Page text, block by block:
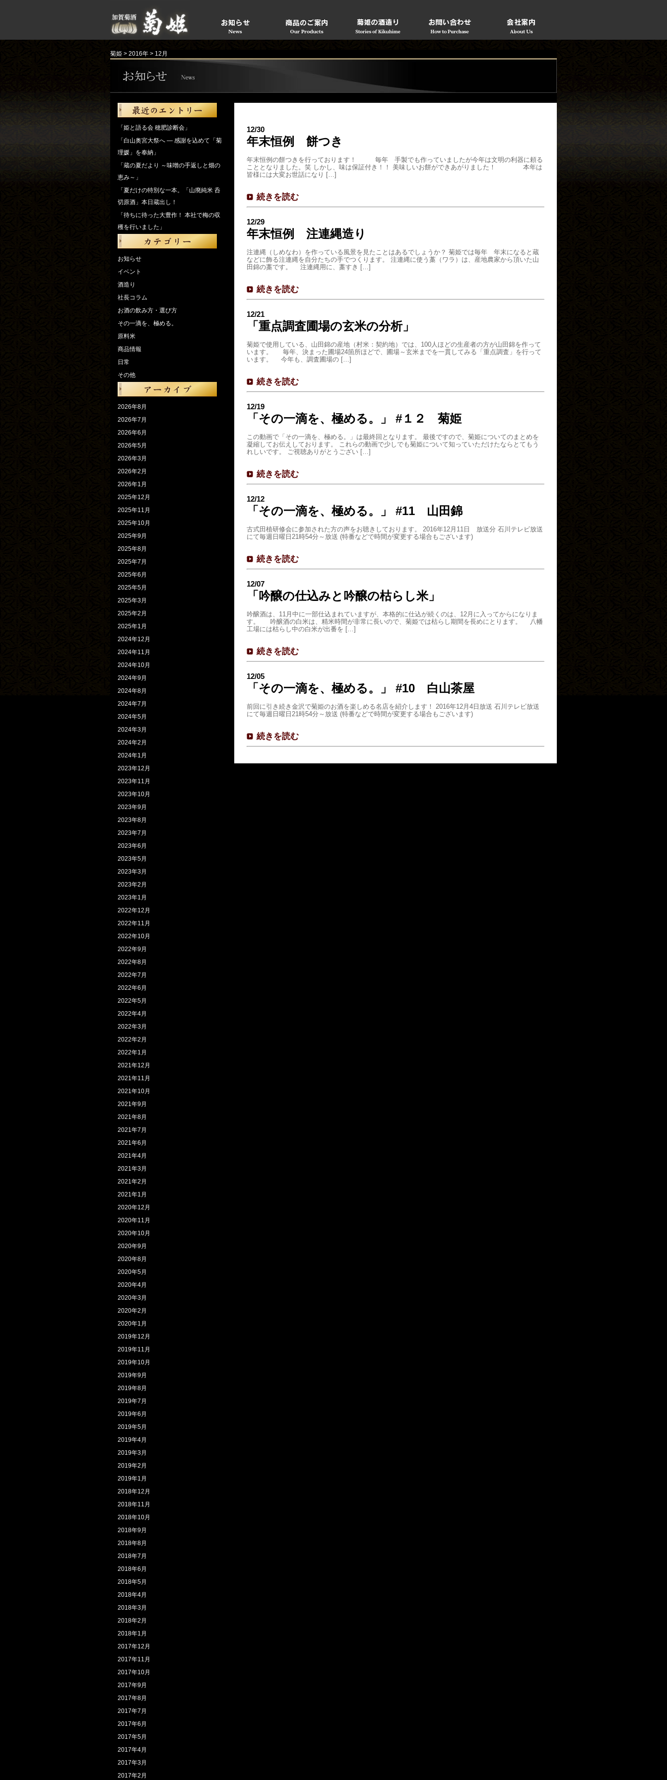
菊姫 > 2016年 > 12月
12/30
年末恒例 餅つき
年末恒例の餅つきを行っております！ 毎年 手製でも作っていましたが今年は文明の利器に頼る
こととなりました。笑 しかし、味は保証付き！！ 美味しいお餅ができあがりました！ 本年は
皆様には大変お世話になり […]
続きを読む
12/29
年末恒例 注連縄造り
注連縄（しめなわ）を作っている風景を見たことはあるでしょうか？ 菊姫では毎年 年末になると蔵
などに飾る注連縄を自分たちの手でつくります。 注連縄に使う藁（ワラ）は、産地農家から頂いた山
田錦の藁です。 注連縄用に、藁すき […]
続きを読む
12/21
「重点調査圃場の玄米の分析」
菊姫で使用している、山田錦の産地（村米：契約地）では、100人ほどの生産者の方が山田錦を作って
います。 毎年、決まった圃場24箇所ほどで、圃場～玄米までを一貫してみる「重点調査」を行って
います。 今年も、調査圃場の […]
続きを読む
12/19
「その一滴を、極める。」 #１２ 菊姫
この動画で「その一滴を、極める。」は最終回となります。 最後ですので、菊姫についてのまとめを
凝縮してお伝えしております。 これらの動画で少しでも菊姫について知っていただけたならとてもう
れしいです。 ご視聴ありがとうござい […]
続きを読む
12/12
「その一滴を、極める。」 #11 山田錦
古式田植研修会に参加された方の声をお聴きしております。 2016年12月11日 放送分 石川テレビ放送
にて毎週日曜日21時54分～放送 (特番などで時間が変更する場合もございます)
続きを読む
12/07
「吟醸の仕込みと吟醸の枯らし米」
吟醸酒は、11月中に一部仕込まれていますが、本格的に仕込が続くのは、12月に入ってからになりま
す。 吟醸酒の白米は、精米時間が非常に長いので、菊姫では枯らし期間を長めにとります。 八幡
工場には枯らし中の白米が出番を […]
続きを読む
12/05
「その一滴を、極める。」 #10 白山茶屋
前回に引き続き金沢で菊姫のお酒を楽しめる名店を紹介します！ 2016年12月4日放送 石川テレビ放送
にて毎週日曜日21時54分～放送 (特番などで時間が変更する場合もございます)
続きを読む
「姫と語る会 穂肥診断会」
「白山奥宮大祭へ ― 感謝を込めて「菊
理媛」を奉納」
「蔵の夏だより ～味噌の手返しと畑の
恵み～」
「夏だけの特別な一本。「山廃純米 呑
切原酒」本日蔵出し！
「待ちに待った大豊作！ 本社で梅の収
穫を行いました」
お知らせ
イベント
酒造り
社長コラム
お酒の飲み方・選び方
その一滴を、極める。
原料米
商品情報
日常
その他
2026年8月
2026年7月
2026年6月
2026年5月
2026年3月
2026年2月
2026年1月
2025年12月
2025年11月
2025年10月
2025年9月
2025年8月
2025年7月
2025年6月
2025年5月
2025年3月
2025年2月
2025年1月
2024年12月
2024年11月
2024年10月
2024年9月
2024年8月
2024年7月
2024年5月
2024年3月
2024年2月
2024年1月
2023年12月
2023年11月
2023年10月
2023年9月
2023年8月
2023年7月
2023年6月
2023年5月
2023年3月
2023年2月
2023年1月
2022年12月
2022年11月
2022年10月
2022年9月
2022年8月
2022年7月
2022年6月
2022年5月
2022年4月
2022年3月
2022年2月
2022年1月
2021年12月
2021年11月
2021年10月
2021年9月
2021年8月
2021年7月
2021年6月
2021年4月
2021年3月
2021年2月
2021年1月
2020年12月
2020年11月
2020年10月
2020年9月
2020年8月
2020年5月
2020年4月
2020年3月
2020年2月
2020年1月
2019年12月
2019年11月
2019年10月
2019年9月
2019年8月
2019年7月
2019年6月
2019年5月
2019年4月
2019年3月
2019年2月
2019年1月
2018年12月
2018年11月
2018年10月
2018年9月
2018年8月
2018年7月
2018年6月
2018年5月
2018年4月
2018年3月
2018年2月
2018年1月
2017年12月
2017年11月
2017年10月
2017年9月
2017年8月
2017年7月
2017年6月
2017年5月
2017年4月
2017年3月
2017年2月